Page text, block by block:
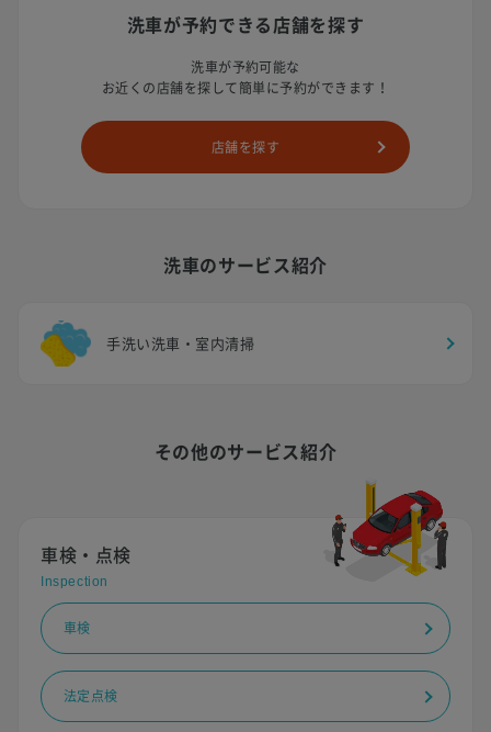
洗車が予約できる店舗を探す
洗車が予約可能な
お近くの店舗を探して簡単に予約ができます！
店舗を探す
洗車のサービス紹介
手洗い洗車・室内清掃
その他のサービス紹介
車検・点検
Inspection
車検
法定点検